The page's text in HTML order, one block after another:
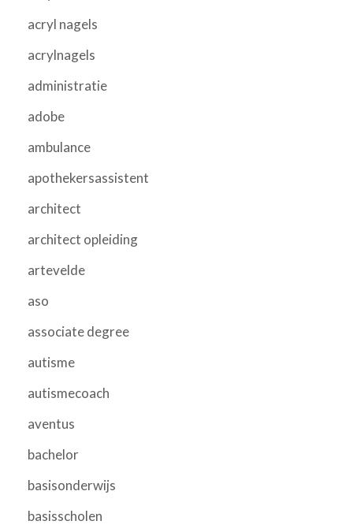
acryl nagels
acrylnagels
administratie
adobe
ambulance
apothekersassistent
architect
architect opleiding
artevelde
aso
associate degree
autisme
autismecoach
aventus
bachelor
basisonderwijs
basisscholen